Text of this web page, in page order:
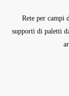
Rete per campi
supporti di paletti